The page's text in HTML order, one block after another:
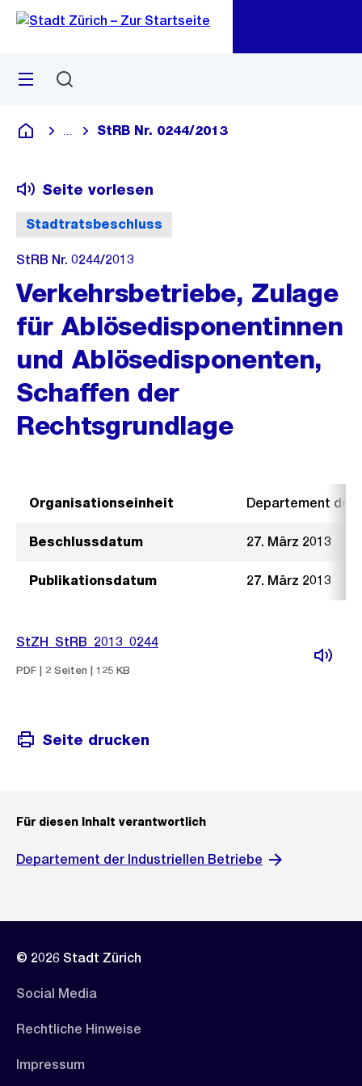
Navigation
Sprunglink
Menü
Deutsch
Blende alle Breadcrumbs ein
StRB Nr. 0244/2013
Stadtratsbeschluss
Seite vorlesen
StRB Nr. 0244/2013
Verkehrsbetriebe, Zulage
für Ablösedisponentinnen
und Ablösedisponenten,
Schaffen der
Rechtsgrundlage
Organisationseinheit Departement der
Beschlussdatum 27. März 2013
Publikationsdatum 27. März 2013
StZH_StRB_2013_0244
PDF | 2 Seiten | 125 KB
Seite drucken
Für diesen Inhalt verantwortlich
Departement der Industriellen Betriebe
© 2026 Stadt Zürich
Social Media
Rechtliche Hinweise
Impressum